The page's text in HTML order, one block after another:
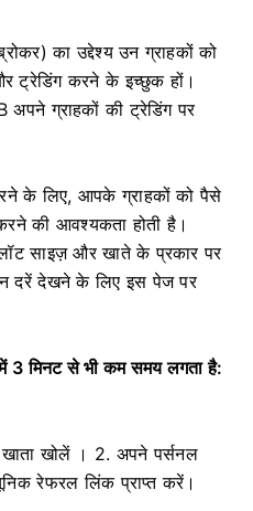
का उद्देश्य उन ग्राहकों को
ट्रेडिंग करने के इच्छुक हों।
अपने ग्राहकों की ट्रेडिंग पर
के लिए, आपके ग्राहकों को पैसे
की आवश्यकता होती है।
साइज़ और खाते के प्रकार पर
दरें देखने के लिए इस पेज पर
मिनट से भी कम समय लगता है:
खोलें । 2. अपने पर्सनल
रेफरल लिंक प्राप्त करें।